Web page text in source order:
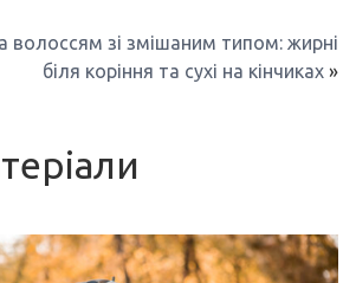
волоссям зі змішаним типом: жирні
біля коріння та сухі на кінчиках »